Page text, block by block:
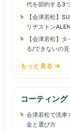
代を節約する3
【会津若松】
リヂストン
【会津若松】
る/できないの
もっと見る →
コーティング
会津若松で洗車
金と選び方